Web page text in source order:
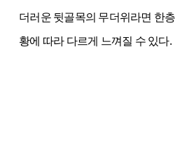
더러운 뒷골목의 무더위라면 한
황에 따라 다르게 느껴질 수 있다.